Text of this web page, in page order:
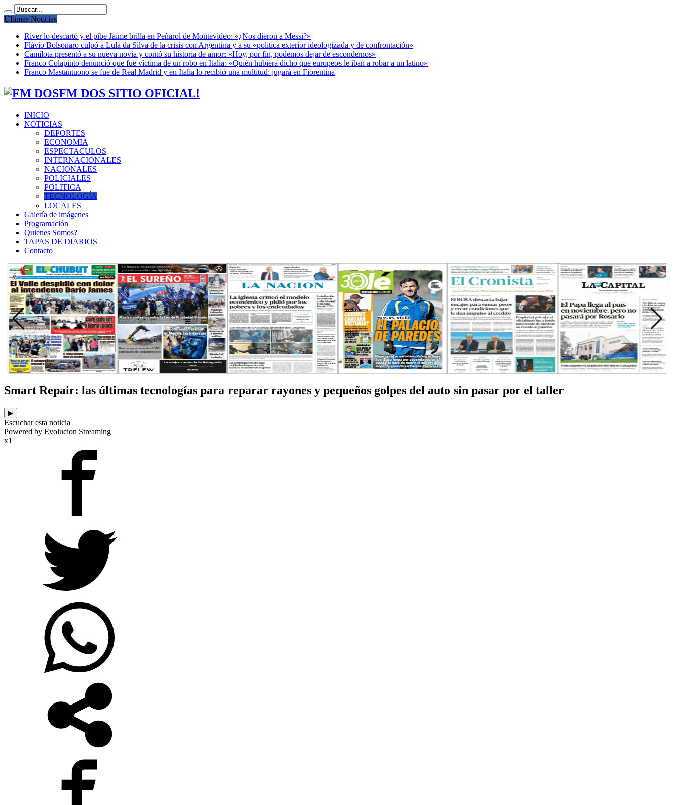
Ultimas Noticias
River lo descartó y el pibe Jaime brilla en Peñarol de Montevideo: «¿Nos dieron a Messi?»
Flávio Bolsonaro culpó a Lula da Silva de la crisis con Argentina y a su «política exterior ideologizada y de confrontación»
Camilota presentó a su nueva novia y contó su historia de amor: «Hoy, por fin, podemos dejar de escondernos»
Franco Colapinto denunció que fue víctima de un robo en Italia: «Quién hubiera dicho que europeos le iban a robar a un latino»
Franco Mastantuono se fue de Real Madrid y en Italia lo recibió una multitud: jugará en Fiorentina
FM DOS SITIO OFICIAL!
INICIO
NOTICIAS
DEPORTES
ECONOMIA
ESPECTACULOS
INTERNACIONALES
NACIONALES
POLICIALES
POLITICA
TECNOLOGÍA
LOCALES
Galería de imágenes
Programación
Quienes Somos?
TAPAS DE DIARIOS
Contacto
Smart Repair: las últimas tecnologías para reparar rayones y pequeños golpes del auto sin pasar por el taller
▶
Escuchar esta noticia
Powered by Evolucion Streaming
x1